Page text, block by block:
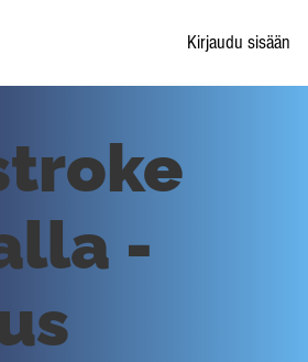
Kirjaudu sisään
-